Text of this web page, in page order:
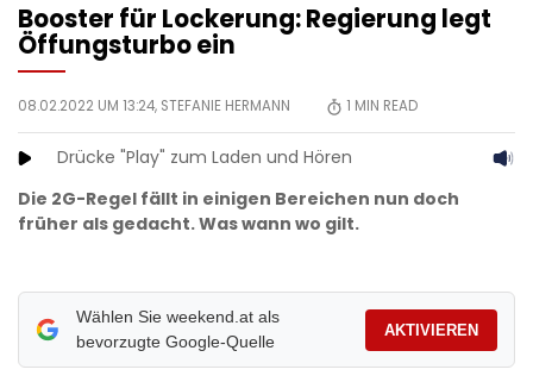
Booster für Lockerung: Regierung legt
Öffungsturbo ein
08.02.2022 UM 13:24, STEFANIE HERMANN 1 MIN READ
Drücke "Play" zum Laden und Hören
Die 2G-Regel fällt in einigen Bereichen nun doch
früher als gedacht. Was wann wo gilt.
Wählen Sie weekend.at als
bevorzugte Google-Quelle
AKTIVIEREN